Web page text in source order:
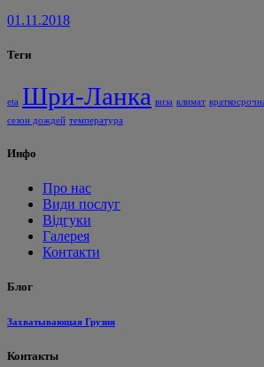
01.11.2018
Теги
eta Шри-Ланка виза климат
сезон дождей температура
Инфо
Про нас
Види послуг
Відгуки
Галерея
Контакти
Блог
Захватывающая Грузия
Контакты